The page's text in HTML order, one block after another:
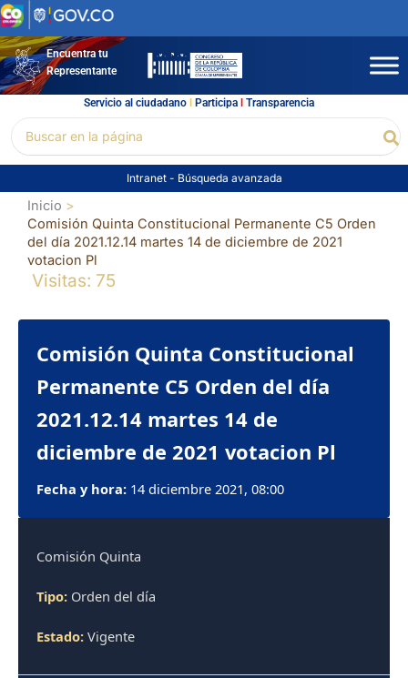
Ir
al
contenidoEncuentra tu
Representante
Servicio al ciudadano l Participal Transparencia
por:
Intranet - Búsqueda avanzada
Inicio
Comisión Quinta Constitucional Permanente C5 Orden
del día 2021.12.14 martes 14 de diciembre de 2021
votacion Pl
Visitas: 75
Comisión Quinta Constitucional
Permanente C5 Orden del día
2021.12.14 martes 14 de
diciembre de 2021 votacion Pl
Fecha y hora: 14 diciembre 2021, 08:00
Comisión Quinta
Tipo: Orden del día
Estado: Vigente